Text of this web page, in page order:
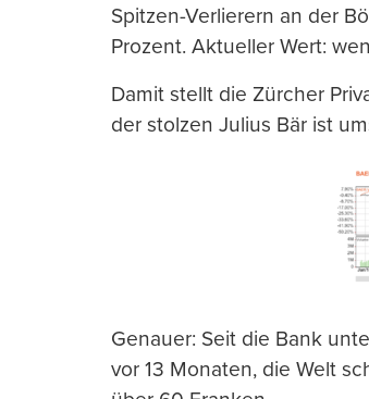
Spitzen-Verlierern an der
Prozent. Aktueller Wert:
Damit stellt die Zürcher
der stolzen Julius Bär ist
Genauer: Seit die Bank
vor 13 Monaten, die Welt